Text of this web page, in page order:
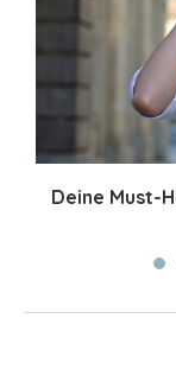
Deine Must-